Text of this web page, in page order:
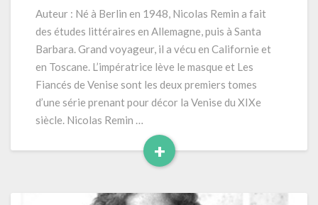
de
Marc »
(2010)
352
pages
Auteur : Né à Berlin en 1948, Nicolas Remin a fait
des études littéraires en Allemagne, puis à Santa
Barbara. Grand voyageur, il a vécu en Californie et
en Toscane. L’impératrice lève le masque et Les
Fiancés de Venise sont les deux premiers tomes
d’une série prenant pour décor la Venise du XIXe
siècle. Nicolas Remin …
+
Read